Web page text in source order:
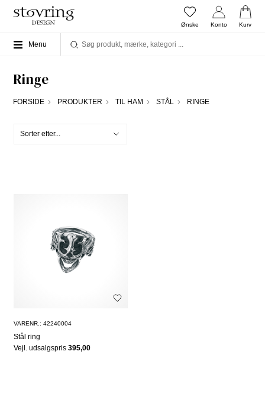
Ønske Konto Kurv
Menu
Ringe
FORSIDE PRODUKTER TIL HAM STÅL RINGE
VARENR.: 42240004
Stål ring
Vejl. udsalgspris 395,00